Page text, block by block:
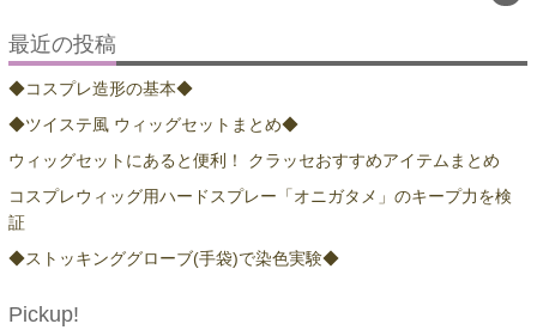
最近の投稿
◆コスプレ造形の基本◆
◆ツイステ風 ウィッグセットまとめ◆
ウィッグセットにあると便利！ クラッセおすすめアイテムまとめ
コスプレウィッグ用ハードスプレー「オニガタメ」のキープ力を検
証
◆ストッキンググローブ(手袋)で染色実験◆
Pickup!